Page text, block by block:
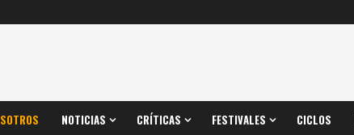
NOTICIAS CRÍTICAS FESTIVALES CICLOS